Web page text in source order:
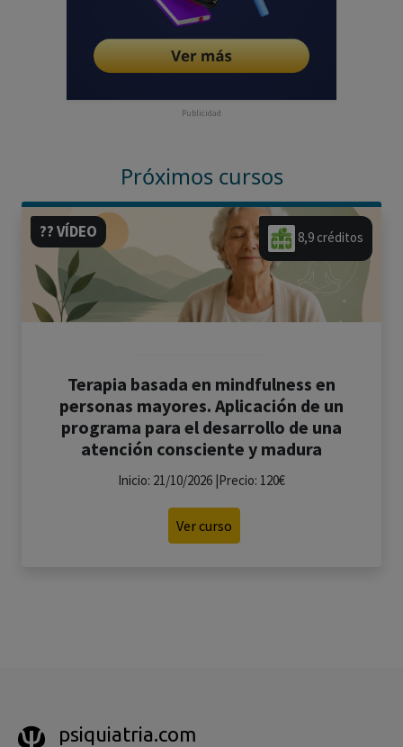
Publicidad
Próximos cursos
8,9 créditos
?? VÍDEO
Terapia basada en mindfulness en
personas mayores. Aplicación de un
programa para el desarrollo de una
atención consciente y madura
Inicio: 21/10/2026 |Precio: 120€
Ver curso
psiquiatria.com